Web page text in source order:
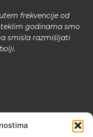
frekvencije od
godinama smo
smisla razmišljati